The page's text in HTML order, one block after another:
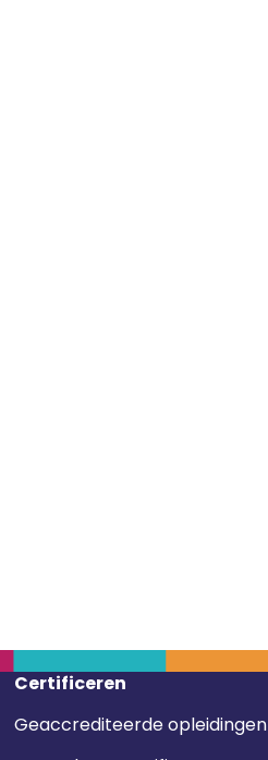
Certificeren
Geaccrediteerde opleidingen